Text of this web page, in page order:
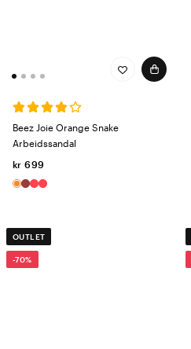
Beez Joie Orange Snake
Arbeidssandal
kr 699
OUTLET
-70%